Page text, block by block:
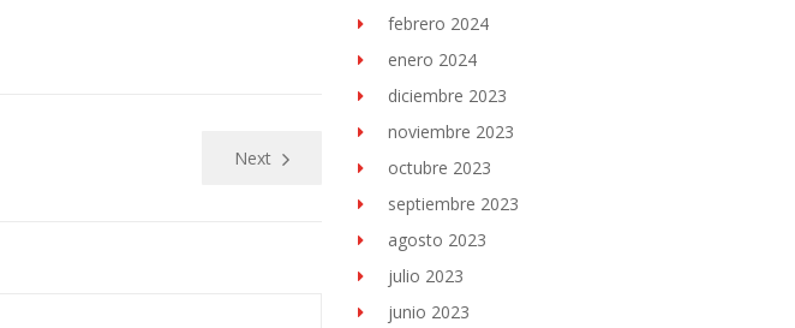
Next
febrero 2024
enero 2024
diciembre 2023
noviembre 2023
octubre 2023
septiembre 2023
agosto 2023
julio 2023
junio 2023